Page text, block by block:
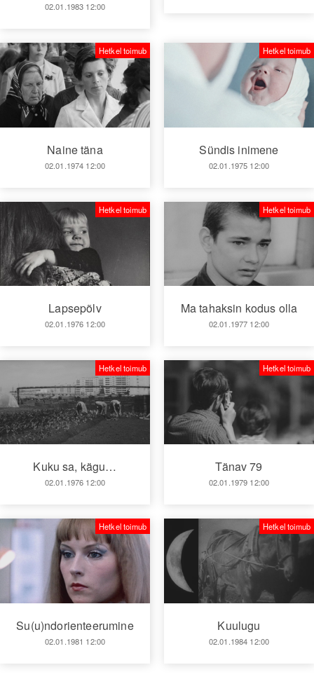
02.01.1983 12:00
Naine täna
02.01.1974 12:00
Hetkel toimub
Sündis inimene
02.01.1975 12:00
Hetkel toimub
Lapsepõlv
02.01.1976 12:00
Hetkel toimub
Ma tahaksin kodus olla
02.01.1977 12:00
Hetkel toimub
Kuku sa, kägu…
02.01.1976 12:00
Hetkel toimub
Tänav 79
02.01.1979 12:00
Hetkel toimub
Su(u)ndorienteerumine
02.01.1981 12:00
Hetkel toimub
Kuulugu
02.01.1984 12:00
Hetkel toimub